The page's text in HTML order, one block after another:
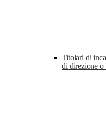
Titolari di
di direzione o